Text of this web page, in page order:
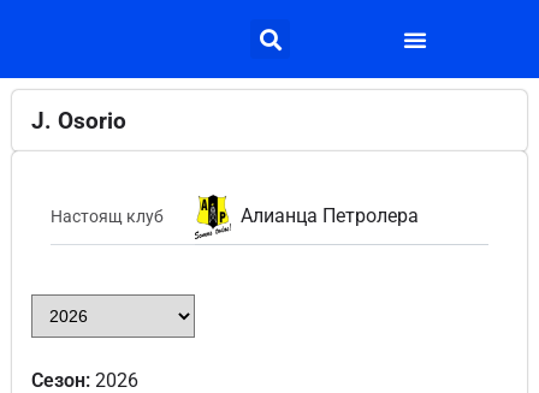
J. Osorio
Настоящ клуб Алианца Петролера
Сезон: 2026